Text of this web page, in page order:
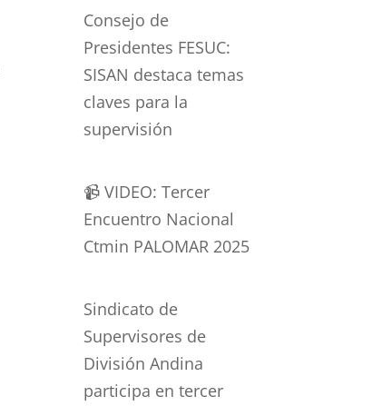
Consejo de
Presidentes FESUC:
SISAN destaca temas
claves para la
supervisión
📹 VIDEO: Tercer
Encuentro Nacional
Ctmin PALOMAR 2025
Sindicato de
Supervisores de
División Andina
participa en tercer